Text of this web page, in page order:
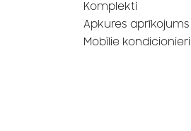
Komplekti
Apkures aprīkojums
Mobīlie kondicionieri